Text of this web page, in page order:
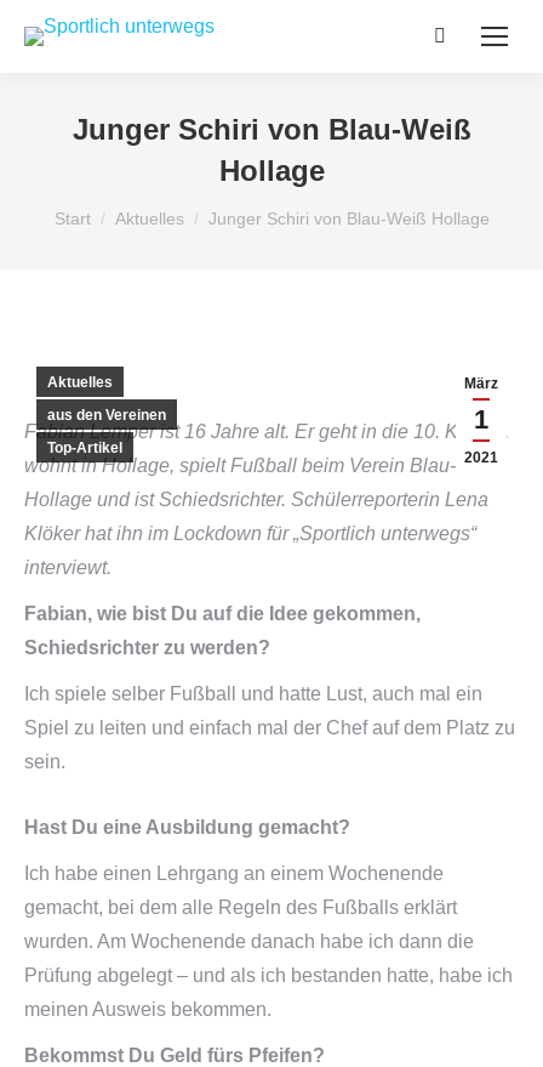
Search:
Junger Schiri von Blau-Weiß
Hollage
Sie befinden sich hier:
Start Aktuelles Junger Schiri von Blau-Weiß Hollage
März
1
2021
Aktuelles
aus den Vereinen
Top-Artikel
Fabian Lemper ist 16 Jahre alt. Er geht in die 10. Klasse,
wohnt in Hollage, spielt Fußball beim Verein Blau-Weiß
Hollage und ist Schiedsrichter. Schülerreporterin Lena
Klöker hat ihn im Lockdown für „Sportlich unterwegs“
interviewt.
Fabian, wie bist Du auf die Idee gekommen,
Schiedsrichter zu werden?
Ich spiele selber Fußball und hatte Lust, auch mal ein
Spiel zu leiten und einfach mal der Chef auf dem Platz zu
sein.
Hast Du eine Ausbildung gemacht?
Ich habe einen Lehrgang an einem Wochenende
gemacht, bei dem alle Regeln des Fußballs erklärt
wurden. Am Wochenende danach habe ich dann die
Prüfung abgelegt – und als ich bestanden hatte, habe ich
meinen Ausweis bekommen.
Bekommst Du Geld fürs Pfeifen?